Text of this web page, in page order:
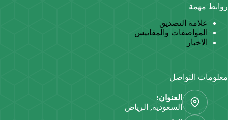
روابط مهمة
علامة التصديق
المواصفات والمقاييس
الاخبار
معلومات التواصل
العنوان:
السعودية, الرياض